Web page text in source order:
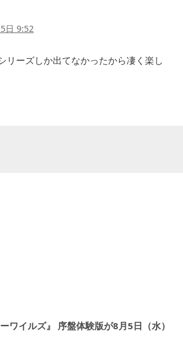
日 9:52
リーズしか出てなかったから凄く楽し
ワイルズ』 序盤体験版が8月5日（水）